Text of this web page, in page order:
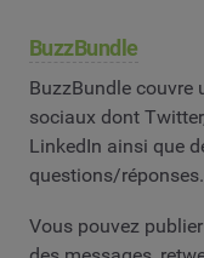
BuzzBundle
BuzzBundle couvre
sociaux dont
LinkedIn ainsi que
questions/réponses.
Vous pouvez